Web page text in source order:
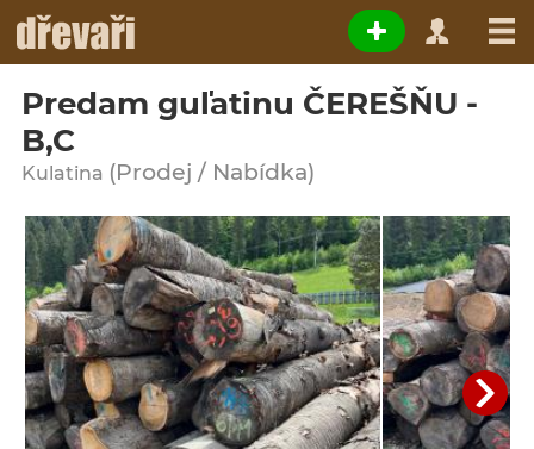
Predam guľatinu ČEREŠŇU -
B,C
Kulatina (Prodej / Nabídka)